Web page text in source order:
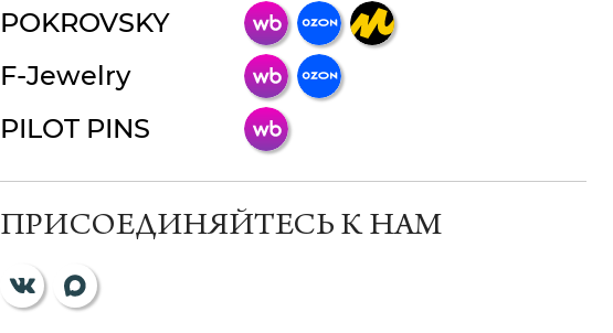
POKROVSKY
F-Jewelry
PILOT PINS
ПРИСОЕДИНЯЙТЕСЬ К НАМ
ChatApp
мессенджер!